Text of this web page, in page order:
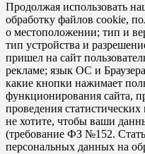
Продолжая использовать
обработку файлов cookie,
о местоположении; тип и
тип устройства и
пришел на сайт
рекламе; язык ОС и
какие кнопки нажимает
функционирования сайта,
проведения
не хотите, чтобы ваши
(требование ФЗ №152.
персональных данных на